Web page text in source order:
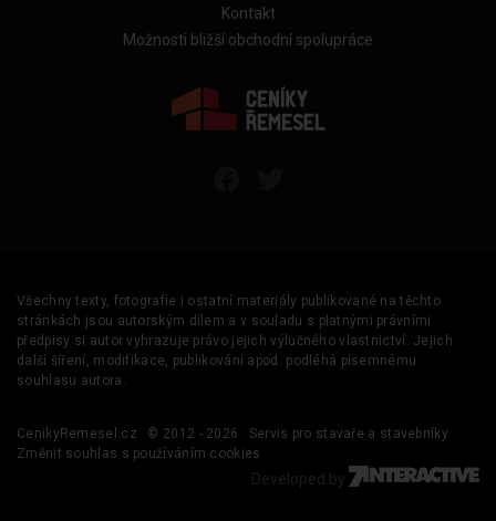
Kontakt
Možnosti bližší obchodní spolupráce
Všechny texty, fotografie i ostatní materiály publikované na těchto
stránkách jsou autorským dílem a v souladu s platnými právními
předpisy si autor vyhrazuje právo jejich výlučného vlastnictví. Jejich
další šíření, modifikace, publikování apod. podléhá písemnému
souhlasu autora.
CenikyRemesel.cz © 2012 - 2026
Servis pro stavaře a stavebníky
Změnit souhlas s používáním cookies
Developed by